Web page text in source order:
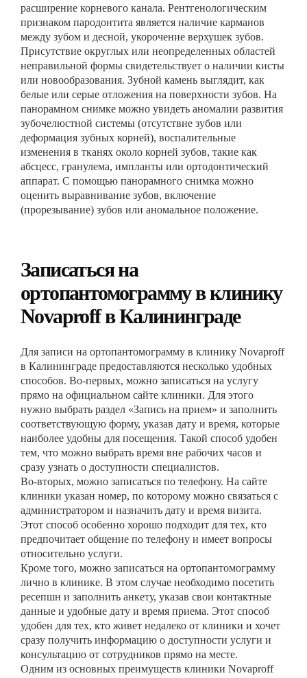
расширение корневого канала. Рентгенологическим
признаком пародонтита является наличие карманов
между зубом и десной, укорочение верхушек зубов.
Присутствие округлых или неопределенных областей
неправильной формы свидетельствует о наличии кисты
или новообразования. Зубной камень выглядит, как
белые или серые отложения на поверхности зубов. На
панорамном снимке можно увидеть аномалии развития
зубочелюстной системы (отсутствие зубов или
деформация зубных корней), воспалительные
изменения в тканях около корней зубов, такие как
абсцесс, гранулема, импланты или ортодонтический
аппарат. С помощью панорамного снимка можно
оценить выравнивание зубов, включение
(прорезывание) зубов или аномальное положение.
Записаться на
ортопантомограмму в клинику
Novaproff в Калининграде
Для записи на ортопантомограмму в клинику Novaproff
в Калининграде предоставляются несколько удобных
способов. Во-первых, можно записаться на услугу
прямо на официальном сайте клиники. Для этого
нужно выбрать раздел «Запись на прием» и заполнить
соответствующую форму, указав дату и время, которые
наиболее удобны для посещения. Такой способ удобен
тем, что можно выбрать время вне рабочих часов и
сразу узнать о доступности специалистов.
Во-вторых, можно записаться по телефону. На сайте
клиники указан номер, по которому можно связаться с
администратором и назначить дату и время визита.
Этот способ особенно хорошо подходит для тех, кто
предпочитает общение по телефону и имеет вопросы
относительно услуги.
Кроме того, можно записаться на ортопантомограмму
лично в клинике. В этом случае необходимо посетить
ресепшн и заполнить анкету, указав свои контактные
данные и удобные дату и время приема. Этот способ
удобен для тех, кто живет недалеко от клиники и хочет
сразу получить информацию о доступности услуги и
консультацию от сотрудников прямо на месте.
Одним из основных преимуществ клиники Novaproff